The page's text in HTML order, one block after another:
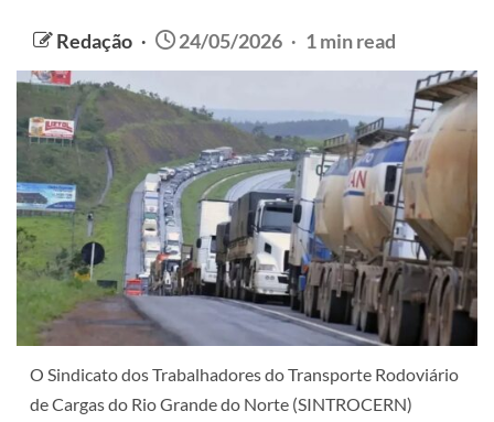
Redação 24/05/2026 1 min read
O Sindicato dos Trabalhadores do Transporte Rodoviário
de Cargas do Rio Grande do Norte (SINTROCERN)